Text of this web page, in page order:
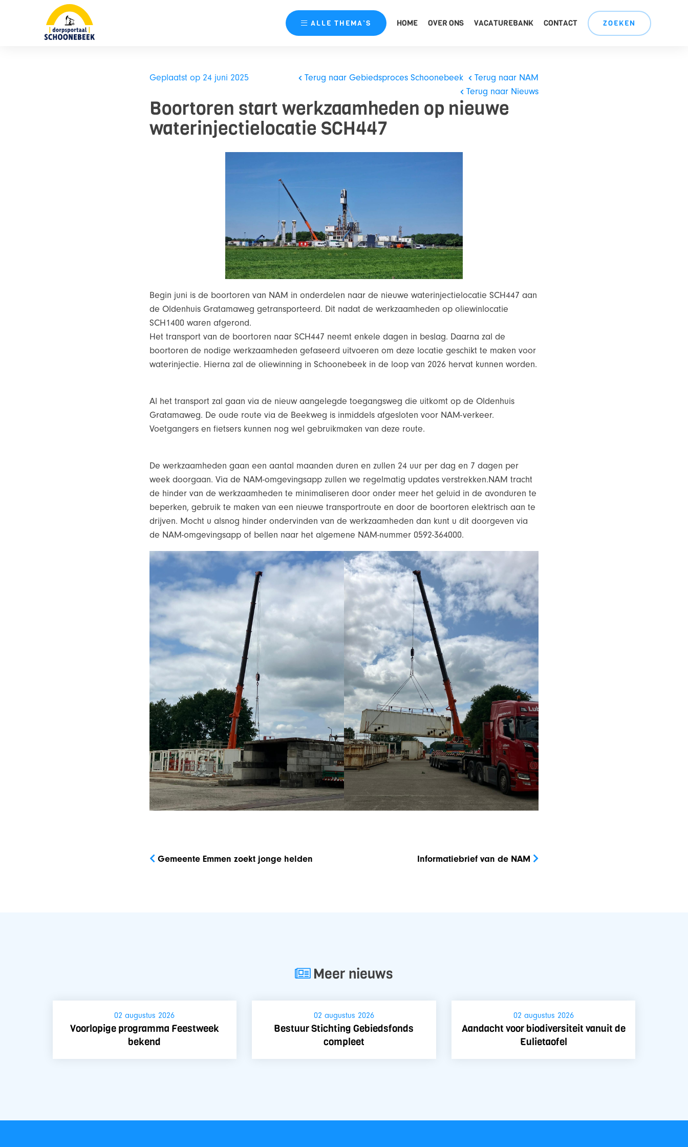
HOME OVER ONS VACATUREBANK CONTACT ZOEKEN
ALLE THEMA’S
Geplaatst op 24 juni 2025 Terug naar NAM
Terug naar Gebiedsproces Schoonebeek
Terug naar Nieuws
Boortoren start werkzaamheden op nieuwe
waterinjectielocatie SCH447
Begin juni is de boortoren van NAM in onderdelen naar de nieuwe waterinjectielocatie SCH447 aan
de Oldenhuis Gratamaweg getransporteerd. Dit nadat de werkzaamheden op oliewinlocatie
SCH1400 waren afgerond.
Het transport van de boortoren naar SCH447 neemt enkele dagen in beslag. Daarna zal de
boortoren de nodige werkzaamheden gefaseerd uitvoeren om deze locatie geschikt te maken voor
waterinjectie. Hierna zal de oliewinning in Schoonebeek in de loop van 2026 hervat kunnen worden.
Al het transport zal gaan via de nieuw aangelegde toegangsweg die uitkomt op de Oldenhuis
Gratamaweg. De oude route via de Beekweg is inmiddels afgesloten voor NAM-verkeer.
Voetgangers en fietsers kunnen nog wel gebruikmaken van deze route.
De werkzaamheden gaan een aantal maanden duren en zullen 24 uur per dag en 7 dagen per
week doorgaan. Via de NAM-omgevingsapp zullen we regelmatig updates verstrekken.NAM tracht
de hinder van de werkzaamheden te minimaliseren door onder meer het geluid in de avonduren te
beperken, gebruik te maken van een nieuwe transportroute en door de boortoren elektrisch aan te
drijven. Mocht u alsnog hinder ondervinden van de werkzaamheden dan kunt u dit doorgeven via
de NAM-omgevingsapp of bellen naar het algemene NAM-nummer 0592-364000.
navigatie
Gemeente Emmen zoekt jonge helden Informatiebrief van de NAM
Meer nieuws
02 augustus 2026
Voorlopige programma Feestweek
bekend
02 augustus 2026
Bestuur Stichting Gebiedsfonds
compleet
02 augustus 2026
Aandacht voor biodiversiteit vanuit de
Eulietaofel